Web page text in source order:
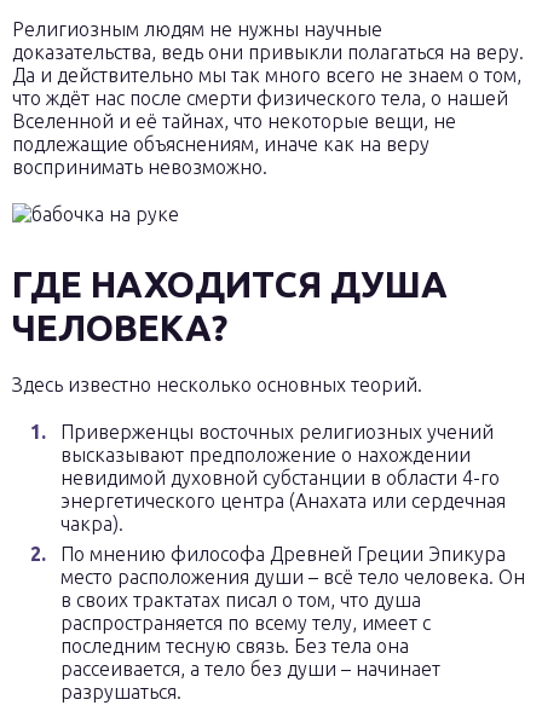
Религиозным людям не нужны научные
доказательства, ведь они привыкли полагаться на веру.
Да и действительно мы так много всего не знаем о том,
что ждёт нас после смерти физического тела, о нашей
Вселенной и её тайнах, что некоторые вещи, не
подлежащие объяснениям, иначе как на веру
воспринимать невозможно.
ГДЕ НАХОДИТСЯ ДУША
ЧЕЛОВЕКА?
Здесь известно несколько основных теорий.
Приверженцы восточных религиозных учений
высказывают предположение о нахождении
невидимой духовной субстанции в области 4-го
энергетического центра (Анахата или сердечная
чакра).
По мнению философа Древней Греции Эпикура
место расположения души – всё тело человека. Он
в своих трактатах писал о том, что душа
распространяется по всему телу, имеет с
последним тесную связь. Без тела она
рассеивается, а тело без души – начинает
разрушаться.